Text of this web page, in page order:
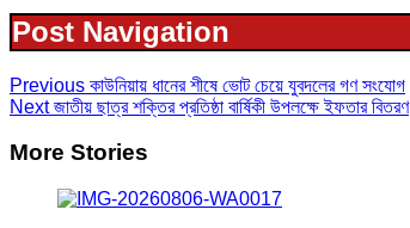
Post Navigation
Previous কাউনিয়ায় ধানের শীষে ভোট চেয়ে যুবদলের গণ সংযোগ
Nextজাতীয় ছাত্র শক্তির প্রতিষ্ঠা বার্ষিকী উপলক্ষে ইফতার বিতরণ
More Stories